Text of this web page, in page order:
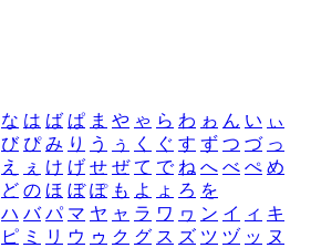
な は ば ぱ ま や ゃ ら わ ゎ ん い ぃ
び ぴ み り う ぅ く ぐ す ず つ づ っ
え ぇ け げ せ ぜ て で ね へ べ ぺ め
ど の ほ ぼ ぽ も よ ょ ろ を
ハ バ パ マ ヤ ャ ラ ワ ヮ ン イ ィ キ
ピ ミ リ ウ ゥ ク グ ス ズ ツ ヅ ッ ヌ